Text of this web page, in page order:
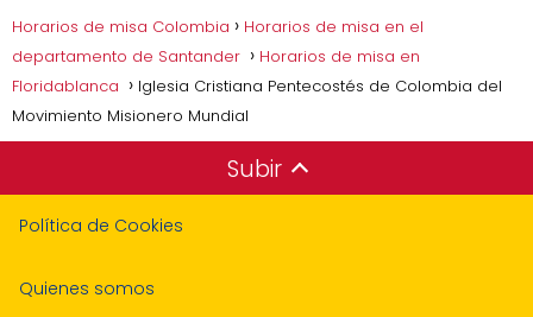
Horarios de misa Colombia
Horarios de misa en el
departamento de Santander
Horarios de misa en
Floridablanca
Iglesia Cristiana Pentecostés de Colombia del
Movimiento Misionero Mundial
Subir
Política de Cookies
Quienes somos